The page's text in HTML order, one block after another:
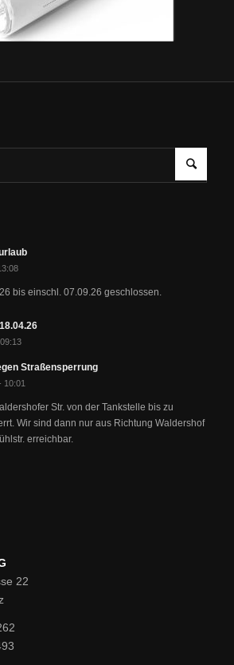
bis einschl. 07.09.26 geschlossen.
Straßensperrung
10:01
Str. von der Tankstelle bis zu
Wir sind dann nur aus Richtung Waldershof
erreichbar.
22